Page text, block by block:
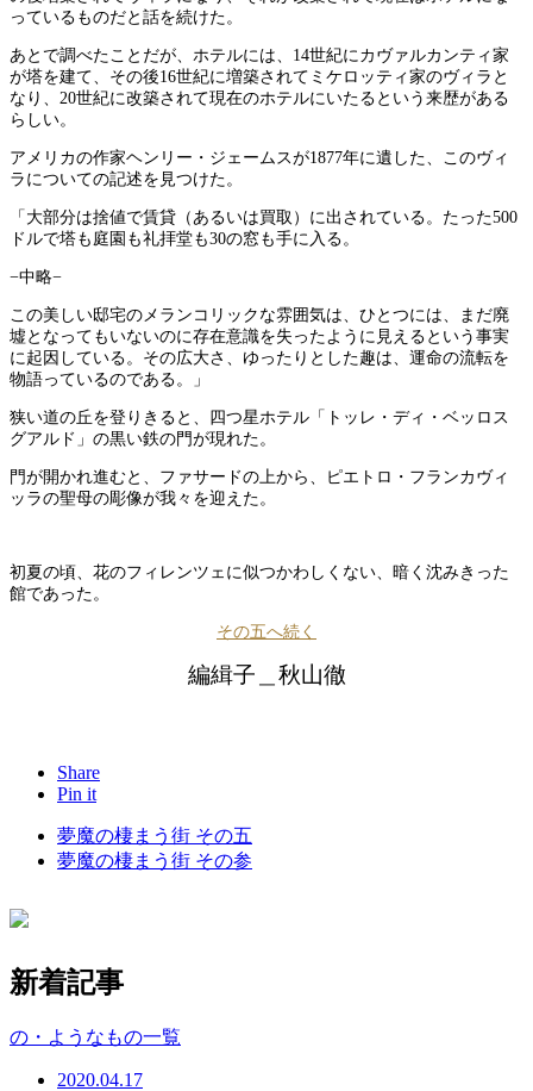
っているものだと話を続けた。
あとで調べたことだが、ホテルには、14世紀にカヴァルカンティ家
が塔を建て、その後16世紀に増築されてミケロッティ家のヴィラと
なり、20世紀に改築されて現在のホテルにいたるという来歴がある
らしい。
アメリカの作家ヘンリー・ジェームスが1877年に遺した、このヴィ
ラについての記述を見つけた。
「大部分は捨値で賃貸（あるいは買取）に出されている。たった500
ドルで塔も庭園も礼拝堂も30の窓も手に入る。
−中略−
この美しい邸宅のメランコリックな雰囲気は、ひとつには、まだ廃
墟となってもいないのに存在意識を失ったように見えるという事実
に起因している。その広大さ、ゆったりとした趣は、運命の流転を
物語っているのである。」
狭い道の丘を登りきると、四つ星ホテル「トッレ・ディ・ベッロス
グアルド」の黒い鉄の門が現れた。
門が開かれ進むと、ファサードの上から、ピエトロ・フランカヴィ
ッラの聖母の彫像が我々を迎えた。
初夏の頃、花のフィレンツェに似つかわしくない、暗く沈みきった
館であった。
その五へ続く
編緝子＿秋山徹
Share
Pin it
夢魔の棲まう街 その五
夢魔の棲まう街 その参
新着記事
の・ようなもの一覧
2020.04.17